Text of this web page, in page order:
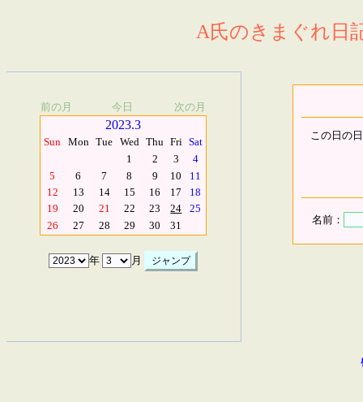
A氏のきまぐれ日
前の月 今日 次の月
2023.3
Sun Mon Tue Wed Thu Fri Sat
1
2 3
4
5
6 7 8 9 10
11
12
13 14 15 16 17
18
19
20 21 22 23 24
25
26
27 28 29 30 31
年 月
この日の
名前：